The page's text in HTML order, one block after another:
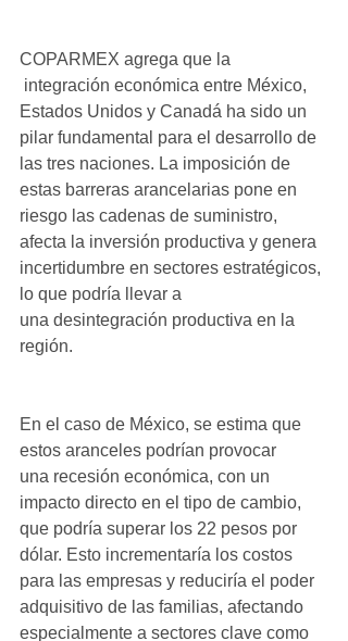
COPARMEX agrega que la
integración económica entre México,
Estados Unidos y Canadá ha sido un
pilar fundamental para el desarrollo de
las tres naciones. La imposición de
estas barreras arancelarias pone en
riesgo las cadenas de suministro,
afecta la inversión productiva y genera
incertidumbre en sectores estratégicos,
lo que podría llevar a
una desintegración productiva en la
región.
En el caso de México, se estima que
estos aranceles podrían provocar
una recesión económica, con un
impacto directo en el tipo de cambio,
que podría superar los 22 pesos por
dólar. Esto incrementaría los costos
para las empresas y reduciría el poder
adquisitivo de las familias, afectando
especialmente a sectores clave como